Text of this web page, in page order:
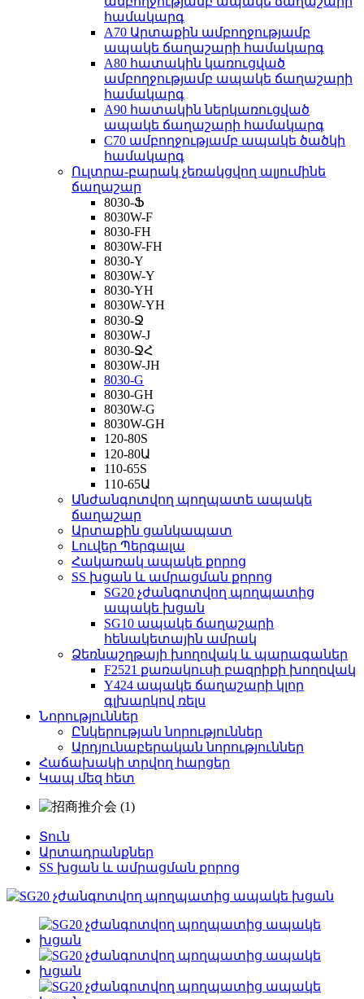
համակարգ
A70 Արտաքին ամբողջությամբ
ապակե ճաղաշարի համակարգ
A80 հատակին կառուցված
ամբողջությամբ ապակե ճաղաշարի
համակարգ
A90 հատակին ներկառուցված
ապակե ճաղաշարի համակարգ
C70 ամբողջությամբ ապակե ծածկի
համակարգ
Ուլտրա-բարակ չեռակցվող ալյումինե
ճաղաշար
8030-Ֆ
8030W-F
8030-FH
8030W-FH
8030-Y
8030W-Y
8030-YH
8030W-YH
8030-Ջ
8030W-J
8030-ՋՀ
8030W-JH
8030-G
8030-GH
8030W-G
8030W-GH
120-80S
120-80Ա
110-65S
110-65Ա
Անժանգոտվող պողպատե ապակե
ճաղաշար
Արտաքին ցանկապատ
Լուվեր Պերգալա
Հակառակ ապակե քորոց
SS խցան և ամրացման քորոց
SG20 չժանգոտվող պողպատից
ապակե խցան
SG10 ապակե ճաղաշարի
հենակետային ամրակ
Ձեռնաշղթայի խողովակ և պարագաներ
F2521 քառակուսի բազրիքի խողովակ
Y424 ապակե ճաղաշարի կլոր
գլխարկով ռելս
Նորություններ
Ընկերության նորություններ
Արդյունաբերական նորություններ
Հաճախակի տրվող հարցեր
Կապ մեզ հետ
Տուն
Արտադրանքներ
SS խցան և ամրացման քորոց